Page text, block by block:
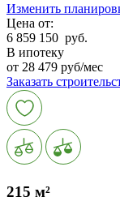
Изменить
Цена от:
6 859 150 руб.
В ипотеку
от 28 479 руб/мес
Заказать
215 м²